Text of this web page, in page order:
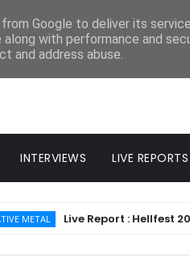
INTERVIEWS LIVE REPORTS
Live Report : Hellfest 2026 -
Google to deliver its
along with performance and
and address abuse.